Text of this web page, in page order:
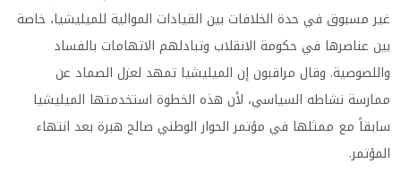
غير مسبوق في حدة الخلافات بين القيادات الموالية للميليشيا، خاصة
بين عناصرها في حكومة الانقلاب وتبادلهم الاتهامات بالفساد
واللصوصية. وقال مراقبون إن الميليشيا تمهد لعزل الصماد عن
ممارسة نشاطه السياسي، لأن هذه الخطوة استخدمتها الميليشيا
سابقاً مع ممثلها في مؤتمر الحوار الوطني صالح هبرة بعد انتهاء
المؤتمر.